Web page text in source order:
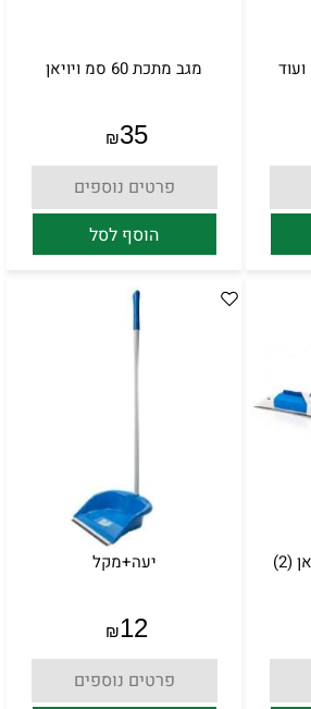
מגב מתכת 60 סמ ויויאן
₪35
פרטים נוספים
הוסף לסל
יעה+מקל
₪12
פרטים נוספים